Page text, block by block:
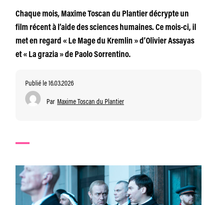
Chaque mois, Maxime Toscan du Plantier décrypte un
film récent à l’aide des sciences humaines. Ce mois-ci, il
met en regard « Le Mage du Kremlin » d’Olivier Assayas
et « La grazia » de Paolo Sorrentino.
Publié le 16.03.2026
Par Maxime Toscan du Plantier